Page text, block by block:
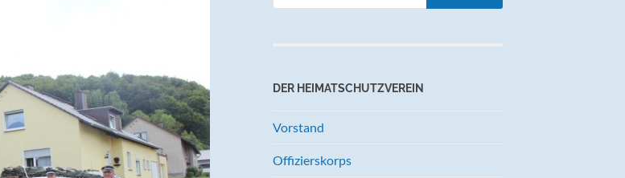
DER HEIMATSCHUTZVEREIN
Vorstand
Offizierskorps